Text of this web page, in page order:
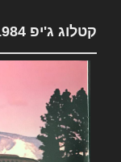
קטלוג ג'יפ 1984